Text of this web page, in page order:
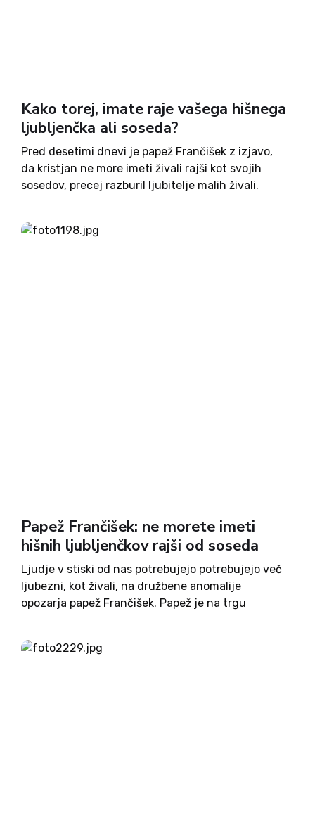
Kako torej, imate raje vašega hišnega
ljubljenčka ali soseda?
Pred desetimi dnevi je papež Frančišek z izjavo,
da kristjan ne more imeti živali rajši kot svojih
sosedov, precej razburil ljubitelje malih živali.
zahodni družbi pogosto nastavlja ogledalo in
posledično dviguje tudi...
Papež Frančišek: ne morete imeti
hišnih ljubljenčkov rajši od soseda
Ljudje v stiski od nas potrebujejo potrebujejo več
ljubezni, kot živali, na družbene anomalije
opozarja papež Frančišek. Papež je na trgu
usmiljenja, premočenim vernikom govoril o
pobožnosti, ki se kot Božja milost...